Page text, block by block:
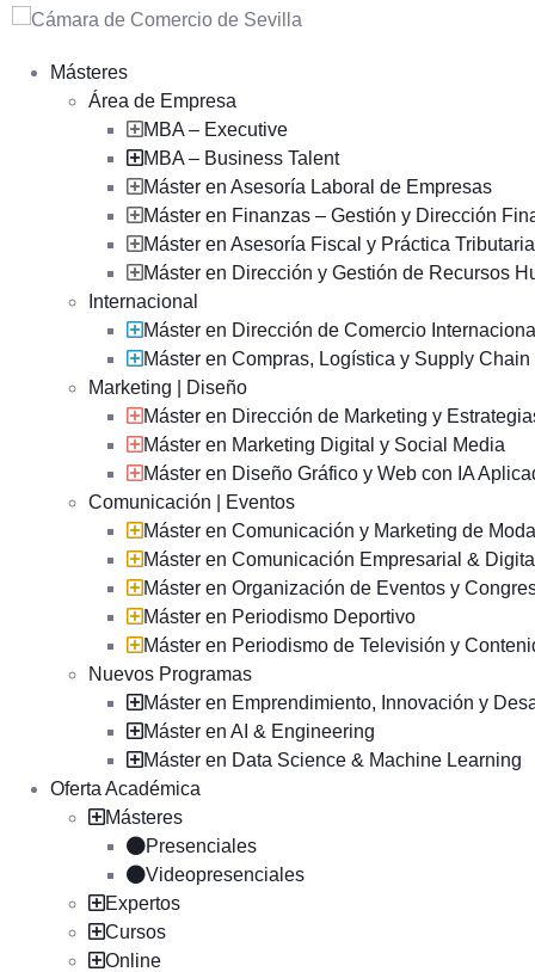
Másteres
Área de Empresa
MBA – Executive
MBA – Business Talent
Máster en Asesoría Laboral de Empresas
Máster en Finanzas – Gestión y Dirección
Máster en Asesoría Fiscal y Práctica Tributaria
Máster en Dirección y Gestión de Recursos
Internacional
Máster en Dirección de Comercio
Máster en Compras, Logística y Supply
Marketing | Diseño
Máster en Dirección de Marketing y
Máster en Marketing Digital y Social Media
Máster en Diseño Gráfico y Web con IA
Comunicación | Eventos
Máster en Comunicación y Marketing de Moda
Máster en Comunicación Empresarial &
Máster en Organización de Eventos y
Máster en Periodismo Deportivo
Máster en Periodismo de Televisión y
Nuevos Programas
Máster en Emprendimiento, Innovación y
Máster en AI & Engineering
Máster en Data Science & Machine Learning
Oferta Académica
Másteres
Presenciales
Videopresenciales
Expertos
Cursos
Online